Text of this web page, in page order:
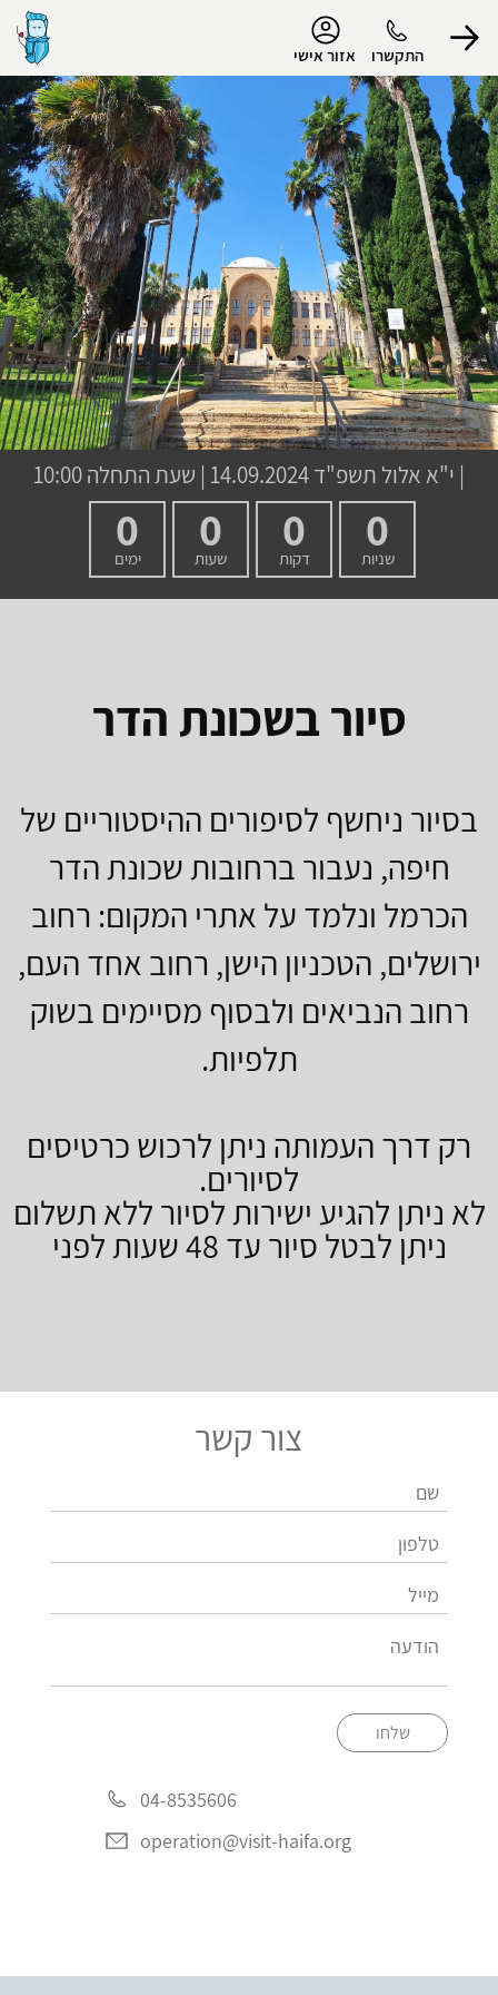
התקשרו אזור אישי
הפרופיל שלי
התנתק
| י"א אלול תשפ"ד14.09.2024 | שעת התחלה 10:00
0
שניות
0
דקות
0
שעות
0
ימים
סיור בשכונת הדר
בסיור ניחשף לסיפורים ההיסטוריים של
חיפה, נעבור ברחובות שכונת הדר
הכרמל ונלמד על אתרי המקום: רחוב
ירושלים, הטכניון הישן, רחוב אחד העם,
רחוב הנביאים ולבסוף מסיימים בשוק
תלפיות.
רק דרך העמותה ניתן לרכוש כרטיסים
לסיורים.
לא ניתן להגיע ישירות לסיור ללא תשלום
ניתן לבטל סיור עד 48 שעות לפני
צור קשר
שלחו
04-8535606
operation@visit-haifa.org